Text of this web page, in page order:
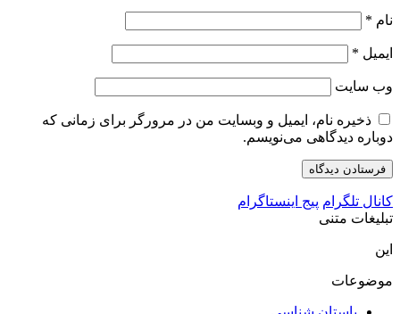
نام *
ایمیل *
وب‌ سایت
ذخیره نام، ایمیل و وبسایت من در مرورگر برای زمانی که
دوباره دیدگاهی می‌نویسم.
کانال تلگرام پیج اینستاگرام
تبلیغات متنی
این
موضوعات